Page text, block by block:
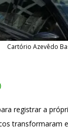
Cartório Azevêdo
registrar a
transformaram